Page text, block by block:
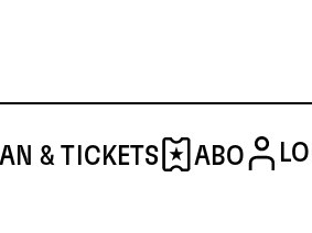
& TICKETS ABO